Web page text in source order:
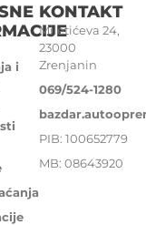
i
KONTAKT
Miletićeva 24,
23000
Zrenjanin
069/524-1280
PIB: 100652779
MB: 08643920